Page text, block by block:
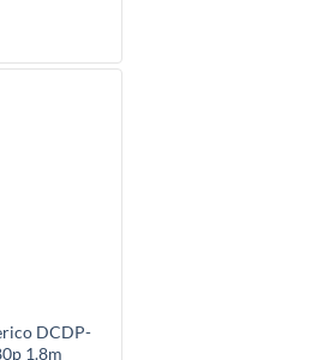
DCDP-
1.8m